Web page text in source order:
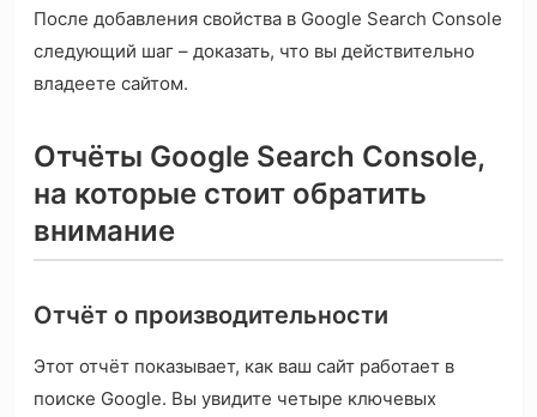
После добавления свойства в Google Search Console
следующий шаг – доказать, что вы действительно
владеете сайтом.
Отчёты Google Search Console,
на которые стоит обратить
внимание
Отчёт о производительности
Этот отчёт показывает, как ваш сайт работает в
поиске Google. Вы увидите четыре ключевых